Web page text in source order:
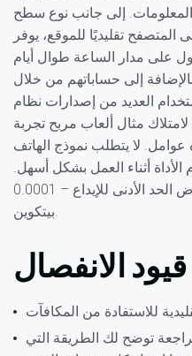
إلى جانب نوع سطح
المتصفح تقليديًا للموقع، يوفر
على مدار الساعة طوال أيام
إلى حساباتهم من خلال
العديد من إصدارات نظام
مثال ألعاب مربح تجربة
لا يتطلب نموذج الهاتف
أثناء العمل بشكل أسهل.
شيء آخر يعجبني حقًا هو انخفاض الحد الأدنى للإيداع – 0.0001
بيتكوين.
قيود الانفصال
توضح لك الطريقة التي